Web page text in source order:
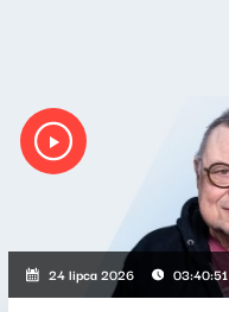
24 lipca 2026 03:40:51